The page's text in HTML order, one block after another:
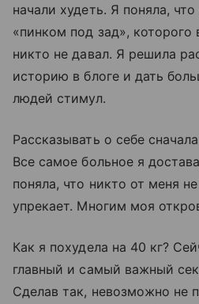
начали худеть. Я поняла,
«пинком под зад», которого
никто не давал. Я решила
историю в блоге и дать
людей стимул.
Рассказывать о себе
Все самое больное я
поняла, что никто от меня
упрекает. Многим моя
Как я похудела на 40 кг?
главный и самый важный
Сделав так, невозможно не